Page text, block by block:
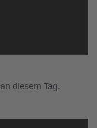
diesem Tag.